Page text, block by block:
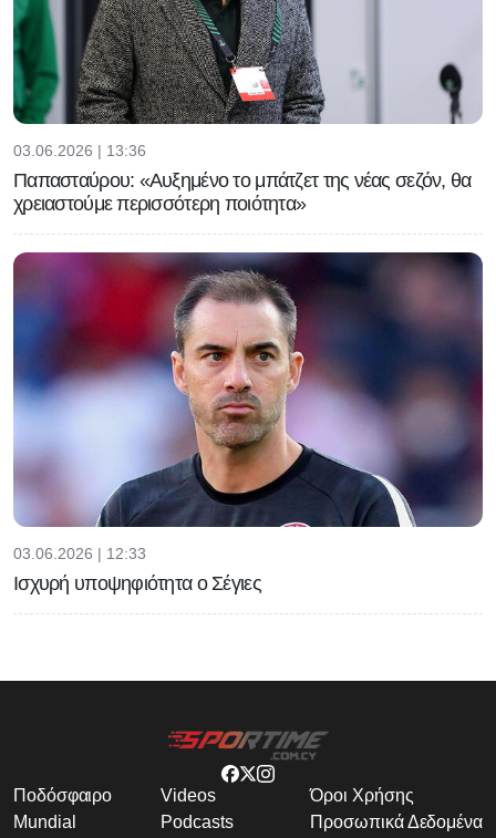
03.06.2026 | 13:36
Παπασταύρου: «Αυξημένο το μπάτζετ της νέας σεζόν, θα
χρειαστούμε περισσότερη ποιότητα»
03.06.2026 | 12:33
Ισχυρή υποψηφιότητα ο Σέγιες
Ποδόσφαιρο
Mundial
Videos
Podcasts
Όροι Χρήσης
Προσωπικά Δεδομένα